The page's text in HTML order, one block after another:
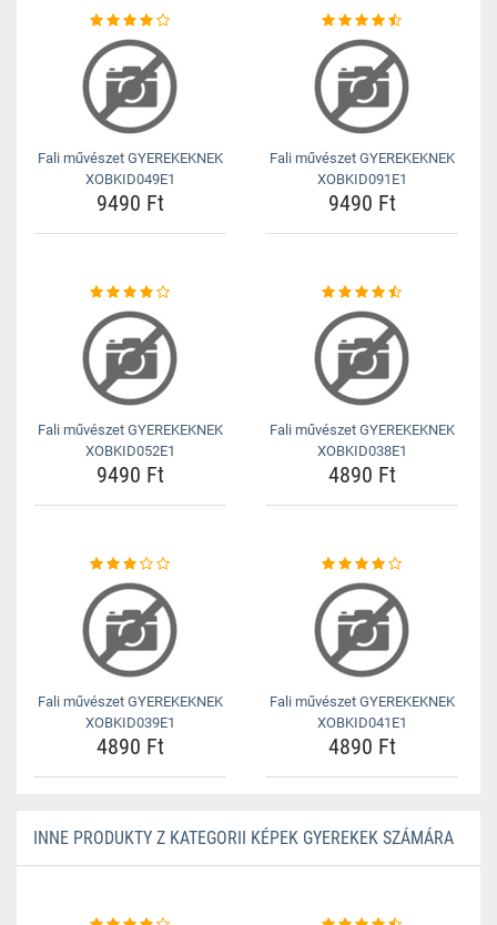
Fali művészet GYEREKEKNEK
XOBKID049E1
9490 Ft
Fali művészet GYEREKEKNEK
XOBKID091E1
9490 Ft
Fali művészet GYEREKEKNEK
XOBKID052E1
9490 Ft
Fali művészet GYEREKEKNEK
XOBKID038E1
4890 Ft
Fali művészet GYEREKEKNEK
XOBKID039E1
4890 Ft
Fali művészet GYEREKEKNEK
XOBKID041E1
4890 Ft
INNE PRODUKTY Z KATEGORII KÉPEK GYEREKEK SZÁMÁRA